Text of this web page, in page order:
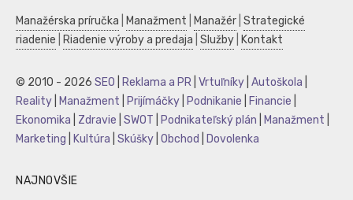
Manažérska príručka Manažment Manažér Strategické
riadenie
Riadenie výroby a predaja Služby Kontakt
© 2010 - 2026 SEO Reklama a PR Vrtuľníky Autoškola
Reality
Manažment Prijímáčky Podnikanie Financie
Ekonomika
Zdravie SWOT Podnikateľský plán Manažment
Marketing
Kultúra Skúšky Obchod Dovolenka
NAJNOVŠIE